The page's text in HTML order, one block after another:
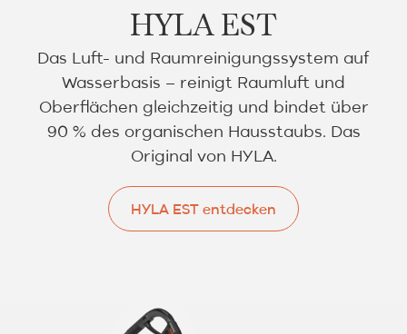
HYLA EST
Das Luft- und Raumreinigungssystem auf
Wasserbasis – reinigt Raumluft und
Oberflächen gleichzeitig und bindet über
90 % des organischen Hausstaubs. Das
Original von HYLA.
HYLA EST entdecken